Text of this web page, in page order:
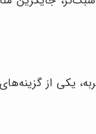
یکی از